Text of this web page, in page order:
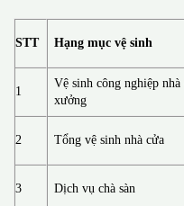
STT Hạng mục vệ sinh
1
Vệ sinh công nghiệp nhà
xưởng
2 Tổng vệ sinh nhà cửa
3 Dịch vụ chà sàn